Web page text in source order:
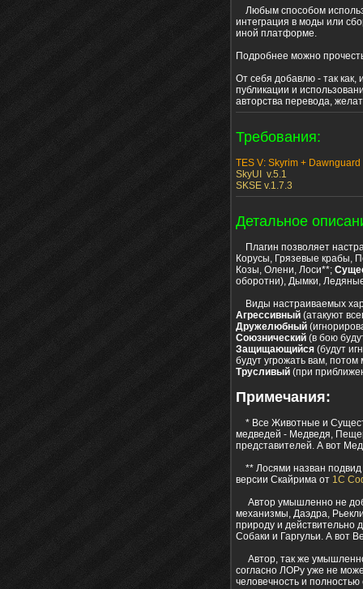
Любым способом
интеграция в моды или
иной платформе.
Подробнее можно
От себя добавлю - так как,
публикации и
авторства перевода,
Требования:
TES V: Skyrim +
SkyUI v.5.1
SKSE v.1.7.3
Детальное
Плагин позволяет
Корусы, Грязевые крабы,
Козы, Олени, Лоси**;
оборотни), Дымки,
Виды настраиваемых
Агрессивный (атакуют
Дружелюбный
Союзнический (в бою
Защищающийся (будут
будут угрожать вам, потом
Трусливый (при
Примечания:
* Все Животные и
медведей - Медведя,
представителей. А вот
** Лосями назван
версии Скайрима от 1С
Автор умышленно не
механизмы, Даэдра,
природу и действительно
Собаки и Гаргульи. А вот
Автор, так же
согласно ЛОРу уже не
человечность и